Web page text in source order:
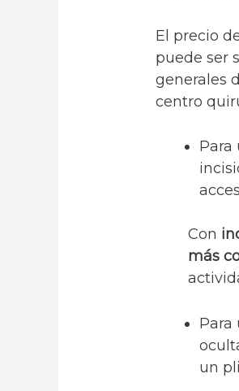
El precio
puede ser
generales
centro
Para
Con
más
Para
un